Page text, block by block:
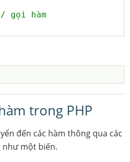
gọi hàm
trong PHP
đến các hàm thông qua các
như một biến.